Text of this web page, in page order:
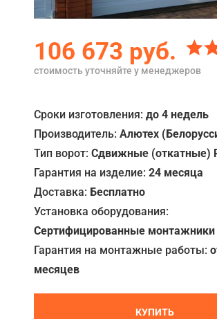
Примеры работ
Сервис
Кредит
Где купить
Отзывы
Контакты
106 673 руб.
стоимость уточняйте у менеджеров
Сроки изготовления: до 4 недель
Производитель: Алютех
Тип ворот: Сдвижные (откатные)
Гарантия на изделие: 24 месяца
Доставка: Бесплатно
Установка оборудования:
Сертифицированные монтажники
Гарантия на монтажные работы:
месяцев
КУПИТЬ